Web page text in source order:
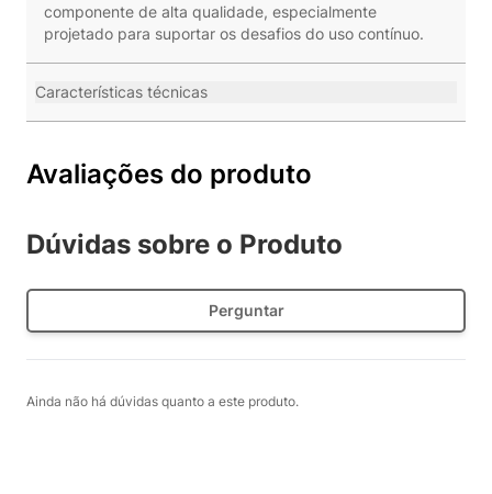
componente de alta qualidade, especialmente
projetado para suportar os desafios do uso contínuo.
Características técnicas
Avaliações do produto
Dúvidas sobre o Produto
Perguntar
Ainda não há dúvidas quanto a este produto.